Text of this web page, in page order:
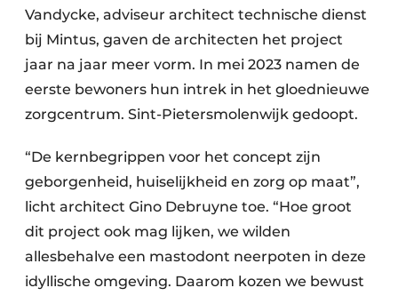
Vandycke, adviseur architect technische dienst
bij Mintus, gaven de architecten het project
jaar na jaar meer vorm. In mei 2023 namen de
eerste bewoners hun intrek in het gloednieuwe
zorgcentrum. Sint-Pietersmolenwijk gedoopt.
“De kernbegrippen voor het concept zijn
geborgenheid, huiselijkheid en zorg op maat”,
licht architect Gino Debruyne toe. “Hoe groot
dit project ook mag lijken, we wilden
allesbehalve een mastodont neerpoten in deze
idyllische omgeving. Daarom kozen we bewust